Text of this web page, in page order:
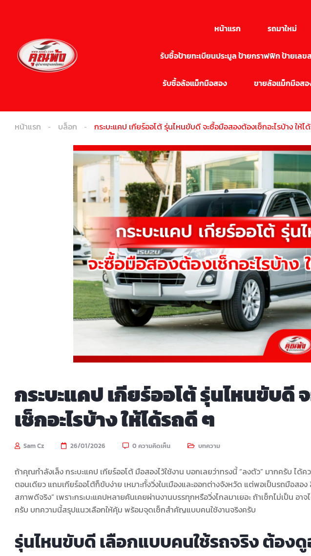
หน้าแรก รถมาใหม่
รับซื้อป้ายทะเบียนประมูล ป้ายกราฟฟิก ป้ายเลข
รับซื้อล้อแม็กมือสอง ขายล้อแม็กมือสอ
หน้าแรก บล็อก กระบะแคป เกียร์ออโต้ รุ่นไหนขับดี จะซื้อมือสองต้องเช็กอะไรบ้าง ให้ไ
กระบะแคป เกียร์ออโต้ รุ่นไหนขับดี
เช็กอะไรบ้าง ให้ได้รถดี ๆ
Sam Cz 26/01/2026 0 ความคิดเห็น บทความ
ถ้าคุณกำลังเล็ง กระบะแคป เกียร์ออโต้ มือสองไว้ใช้งาน บอกเลยว่าทรงนี้ “ลงตัว” มากครับ ได้
ตอนเดียว แถมเกียร์ออโต้ก็ขับง่าย เหมาะทั้งวิ่งในเมืองและออกต่างจังหวัด แต่พอเป็นรถมือสอ
สภาพดีจริง” เพราะกระบะแคปหลายคันเคยผ่านงานบรรทุกหรือวิ่งไกลมาเยอะ ถ้าเช็กไม่เป็น อ
ครับ บทความนี้สรุปแนวเลือกให้คุ้ม พร้อมจุดเช็กสำคัญแบบคนใช้งานจริงครับ
รุ่นไหนขับดี เลือกแบบคนใช้รถจริง ต้องดู